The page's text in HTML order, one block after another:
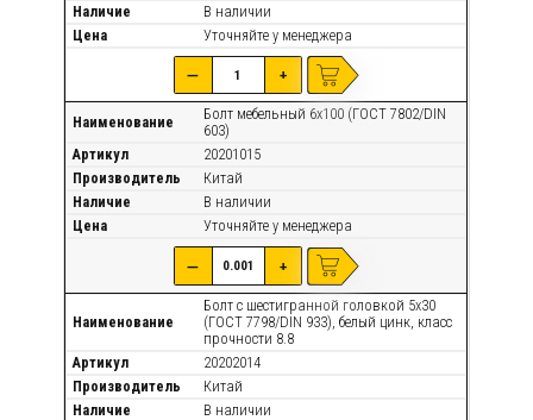
Наличие
В наличии
Цена
Уточняйте у менеджера
— +
Наименование
Болт мебельный 6х100 (ГОСТ 7802/DIN
603)
Артикул
20201015
Производитель
Китай
Наличие
В наличии
Цена
Уточняйте у менеджера
— +
Наименование
Болт с шестигранной головкой 5х30
(ГОСТ 7798/DIN 933), белый цинк, класс
прочности 8.8
Артикул
20202014
Производитель
Китай
Наличие
В наличии